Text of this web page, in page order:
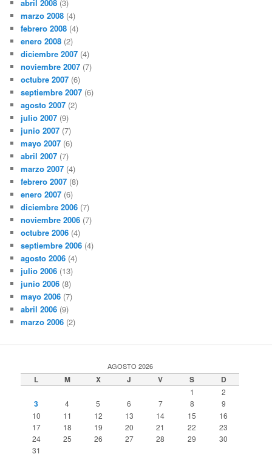
abril 2008 (3)
marzo 2008 (4)
febrero 2008 (4)
enero 2008 (2)
diciembre 2007 (4)
noviembre 2007 (7)
octubre 2007 (6)
septiembre 2007 (6)
agosto 2007 (2)
julio 2007 (9)
junio 2007 (7)
mayo 2007 (6)
abril 2007 (7)
marzo 2007 (4)
febrero 2007 (8)
enero 2007 (6)
diciembre 2006 (7)
noviembre 2006 (7)
octubre 2006 (4)
septiembre 2006 (4)
agosto 2006 (4)
julio 2006 (13)
junio 2006 (8)
mayo 2006 (7)
abril 2006 (9)
marzo 2006 (2)
AGOSTO 2026
L M X J V S D
1 2
3 4 5 6 7 8
9
10
11 12 13 14 15
16
17
18 19 20 21 22
23
24
25 26 27 28 29
30
31